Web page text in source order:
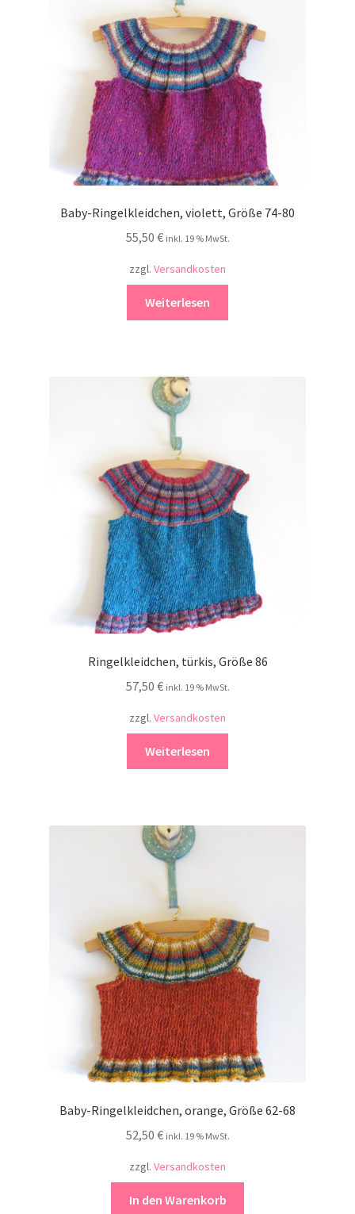
Baby-Ringelkleidchen, violett, Größe 74-80
55,50 € inkl. 19 % MwSt.
zzgl. Versandkosten
Weiterlesen
Ringelkleidchen, türkis, Größe 86
57,50 € inkl. 19 % MwSt.
zzgl. Versandkosten
Weiterlesen
Baby-Ringelkleidchen, orange, Größe 62-68
52,50 € inkl. 19 % MwSt.
zzgl. Versandkosten
In den Warenkorb